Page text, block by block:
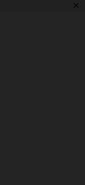
×